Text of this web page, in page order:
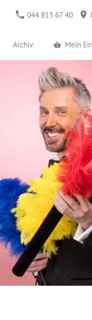
044 813 67 40
Archiv Mein